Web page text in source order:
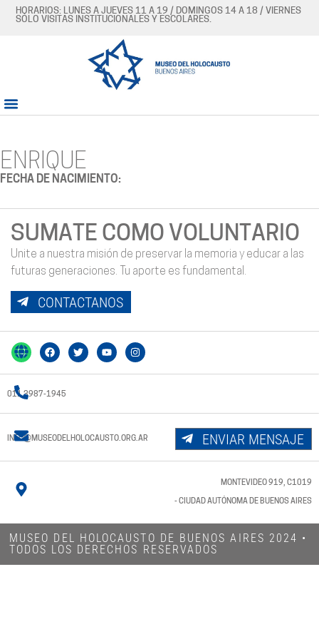
HORARIOS: LUNES A JUEVES 11 A 19 / DOMINGOS 14 A 18 / VIERNES
SÓLO VISITAS INSTITUCIONALES Y ESCOLARES.
ENRIQUE
FECHA DE NACIMIENTO:
SUMATE COMO VOLUNTARIO
Unite a nuestra misión de preservar la memoria y educar a las
futuras generaciones. Tu aporte es fundamental.
CONTACTANOS
011 3987-1945
INFO@MUSEODELHOLOCAUSTO.ORG.AR ENVIAR MENSAJE
MONTEVIDEO 919, C1019
- CIUDAD AUTÓNOMA DE BUENOS AIRES
MUSEO DEL HOLOCAUSTO DE BUENOS AIRES 2024​ •
TODOS LOS DERECHOS RESERVADOS